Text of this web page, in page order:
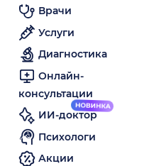
Врачи
Услуги
Диагностика
Онлайн-
консультации
ИИ-доктор
Психологи
Акции